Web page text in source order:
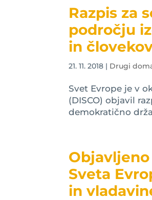
Razpis za
področju
in
21. 11. 2018 | Drugi
Svet Evrope je v
(DISCO) objavil
demokratično
Sveta
in